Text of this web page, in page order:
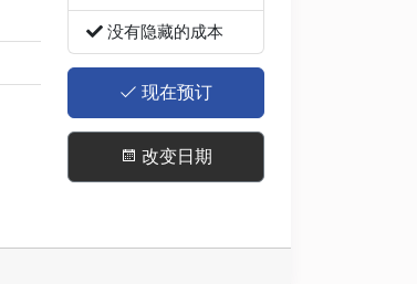
没有隐藏的成本
现在预订
改变日期